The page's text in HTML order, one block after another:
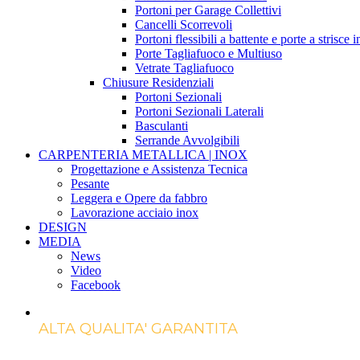
Portoni per Garage Collettivi
Cancelli Scorrevoli
Portoni flessibili a battente e porte a strisce
Porte Tagliafuoco e Multiuso
Vetrate Tagliafuoco
Chiusure Residenziali
Portoni Sezionali
Portoni Sezionali Laterali
Basculanti
Serrande Avvolgibili
CARPENTERIA METALLICA | INOX
Progettazione e Assistenza Tecnica
Pesante
Leggera e Opere da fabbro
Lavorazione acciaio inox
DESIGN
MEDIA
News
Video
Facebook
ALTA QUALITA' GARANTITA